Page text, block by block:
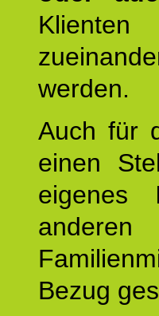
werden.
Auch für
einen
Bezug